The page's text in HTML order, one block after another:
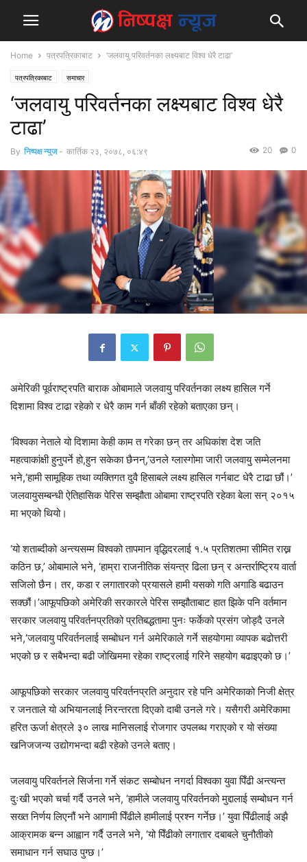
Home पत्रपत्रिकाबाट ‘जलवायु परिवर्तनका लक्ष्यबाट विश्व धेरै टाढा’
पत्रपत्रिकाबाट समाचार
‘जलवायु परिवर्तनका लक्ष्यबाट विश्व धेरै
टाढा’
By निष्पक्ष न्युज - कार्तिक २३, २०७८, ०६:४९ 0
20
अमेरिकी पूर्वराष्ट्रपति बाराक ओबामाले जलवायु परिवर्तनका लक्ष्य हासिल गर्ने
दिशामा विश्व टाढा रहेको र धेरै काम गर्न बाँकी रहेको बताएका छन्।
‘विश्वका नेताले यो दिशामा केही काम त गरेका छन् तर अधिकांश देश जति
महत्वाकांक्षी हुनुपर्ने हो,हुन सकेका छैनन्,’उनले ग्लास्गोमा जारी जलवायु सम्मेलनमा
भने,‘हामी सामूहिक तथा व्यक्तिगत दुवै हिसाबले लक्ष्य हासिल गर्नबाट धेरै टाढा छौं।’
जलवायुसम्बन्धी ऐतिहासिक पेरिस सम्झौता ओबामा राष्ट्रपति रहेका बेला सन् २०१५
मा भएको थियो।
‘यो शताब्दीको अन्त्यसम्म विश्वको तापमान वृद्धिदरलाई १.५ प्रतिशतमा सीमित राख्न
कठिन छ,’ ओबामाले भने, ‘हाम्रा राजनीतिक संयन्त्र ढिला छन् र अन्तर्राष्ट्रिय वार्ता
सजिलो छैन। तर, कडा र लगातारको प्रयासले हामी यसको गति अगाडि बढाउन
सक्छौं।’आफूपछिको अमेरिकी सरकारले पेरिस सम्झौताबाट हात झिके पनि वर्तमान
सरकार जलवायु परिवर्तनप्रतिको प्रतिबद्धतामा पुनः फर्केको प्रसंग जोड्दै उनले
भने,‘जलवायु परिवर्तनलाई सम्बोधन गर्न अमेरिकाले गर्ने सहयोगमा व्यापक बढोत्तरी
भएको छ र सबैभन्दा बढी जोखिममा रहेका राष्ट्रलाई गरिने सहयोग बढाइएको छ।’
आफूपछिको सरकार जलवायु परिवर्तनप्रति अनुदार रहे पनि अमेरिकाको निजी क्षेत्र
र जनताले यो अभियानलाई निरन्तरता दिएको दाबी उनले गरे। यसैगरी अमेरिकामा
हरित ऊर्जा क्षेत्रले ३० लाख मानिसलाई रोजगार उपलब्ध गराएको र यो संख्या
खनिजजन्य उद्योगभन्दा बढी रहेको उनले बताए।
जलवायु परिवर्तनले सिर्जना गर्ने संकट सम्बोधन नगर्दा विश्वका युवा पिँढी अन्त्यन्त
दुःखी भएको चर्चा गर्दै उनले भने, ‘हामीले जलवायु परिवर्तनको मुद्दालाई सम्बोधन गर्न
सख्त निर्णय लिएनौं भने आगामी पिँढीले हामीलाई प्रश्न गर्नेछ।’ युवा पिँढीलाई अझै
आक्रामक बन्न आह्वान गर्दै उनले भने, ‘यो पिँढीको लगातार दबाबले चुनौतीको
समाधान गर्न सघाउ पुग्छ।’